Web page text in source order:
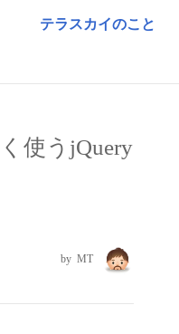
テラスカイのこと
使うjQuery
MT